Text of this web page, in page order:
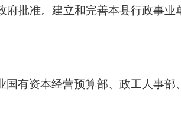
批准。建立和完善本县行政事
国有资本经营预算部、政工人事部